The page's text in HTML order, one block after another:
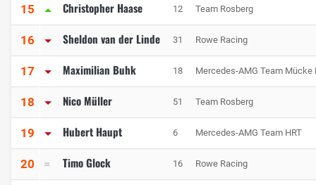
15 Christopher Haase 12 Team Rosberg
16 Sheldon van der Linde 31 Rowe Racing
17 Maximilian Buhk 18 Mercedes-AMG Team Mücke
18 Nico Müller 51 Team Rosberg
19 Hubert Haupt 6 Mercedes-AMG Team HRT
20 Timo Glock 16 Rowe Racing